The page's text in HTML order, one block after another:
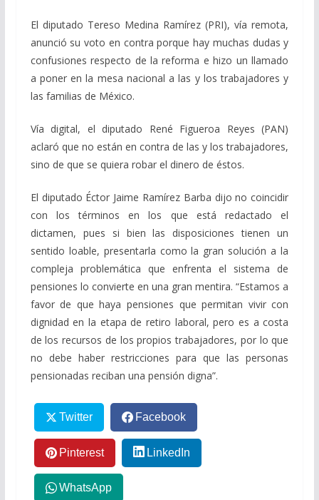
El diputado Tereso Medina Ramírez (PRI), vía remota,
anunció su voto en contra porque hay muchas dudas y
confusiones respecto de la reforma e hizo un llamado
a poner en la mesa nacional a las y los trabajadores y
las familias de México.
Vía digital, el diputado René Figueroa Reyes (PAN)
aclaró que no están en contra de las y los trabajadores,
sino de que se quiera robar el dinero de éstos.
El diputado Éctor Jaime Ramírez Barba dijo no coincidir
con los términos en los que está redactado el
dictamen, pues si bien las disposiciones tienen un
sentido loable, presentarla como la gran solución a la
compleja problemática que enfrenta el sistema de
pensiones lo convierte en una gran mentira. “Estamos a
favor de que haya pensiones que permitan vivir con
dignidad en la etapa de retiro laboral, pero es a costa
de los recursos de los propios trabajadores, por lo que
no debe haber restricciones para que las personas
pensionadas reciban una pensión digna”.
Twitter Facebook
Pinterest LinkedIn
WhatsApp